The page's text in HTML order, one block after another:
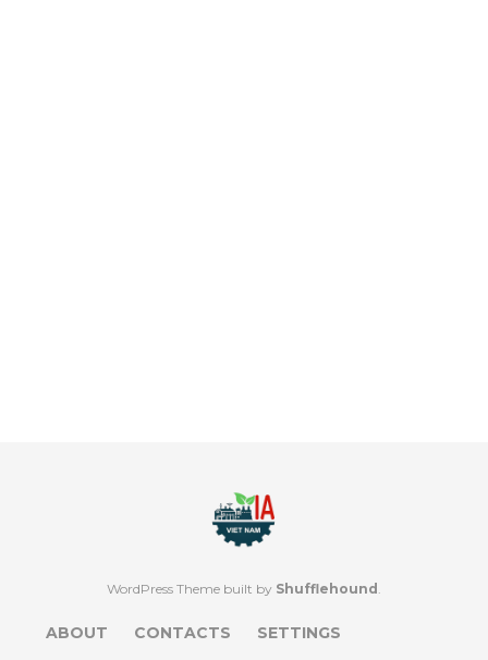
WordPress Theme built by Shufflehound
ABOUT CONTACTS SETTINGS